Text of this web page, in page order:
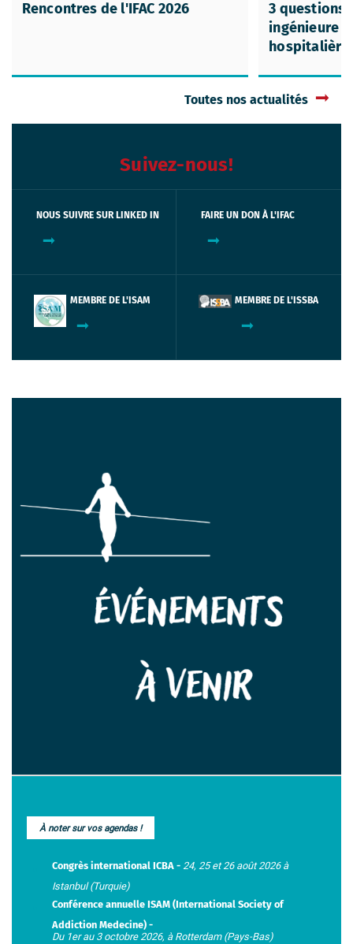
Rencontres de l'IFAC 2026
3
ingénieure
hospitalière
Toutes nos actualités
Suivez-nous!
NOUS SUIVRE SUR LINKED IN FAIRE UN DON À L'IFAC
MEMBRE DE L'ISAM MEMBRE DE L'ISSBA
À noter sur vos agendas !
Congrès international ICBA -24, 25 et 26 août 2026 à
Istanbul (Turquie)
Conférence annuelle ISAM (International Society of
Addiction Medecine) -
Du 1er au 3 octobre 2026, à Rotterdam (Pays-Bas)